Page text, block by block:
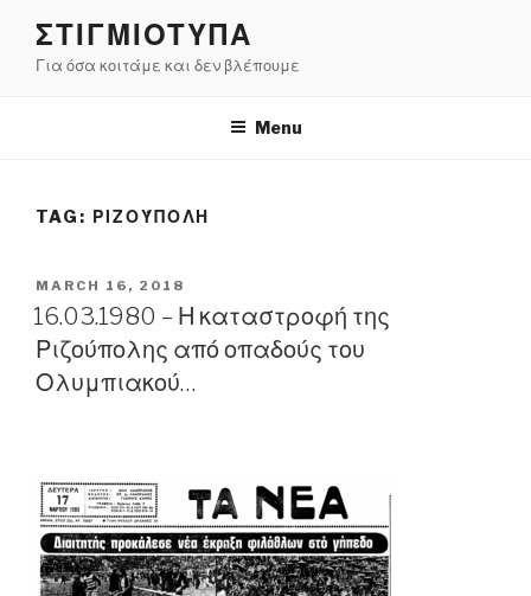
content
ΣΤΙΓΜΙΟΤΥΠΑ
Για όσα κοιτάμε και δεν βλέπουμε
Menu
TAG: ΡΙΖΟΎΠΟΛΗ
POSTED
ON
MARCH 16, 2018
16.03.1980 – Η καταστροφή της
Ριζούπολης από οπαδούς του
Ολυμπιακού…